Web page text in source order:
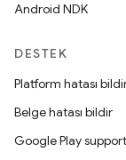
Android NDK
DESTEK
Platform hatası
Belge hatası bildir
Google Play support